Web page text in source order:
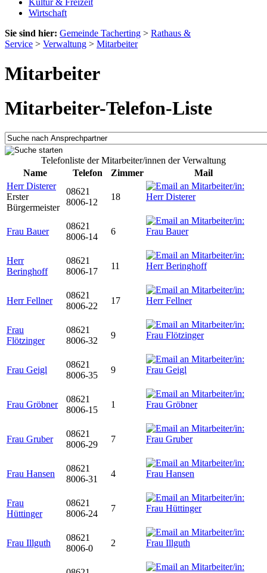
Kultur & Freizeit
Wirtschaft
Sie sind hier: Gemeinde Tacherting > Rathaus &
Service > Verwaltung > Mitarbeiter
Mitarbeiter
Mitarbeiter-Telefon-Liste
Telefonliste der Mitarbeiter/innen der Verwaltung
Name
Telefon Zimmer
Mail
Herr Disterer
Erster
Bürgermeister
08621
8006-12
18
Frau Bauer
08621
8006-14
6
Herr
Beringhoff
08621
8006-17
11
Herr Fellner
08621
8006-22
17
Frau
Flötzinger
08621
8006-32
9
Frau Geigl
08621
8006-35
9
Frau Gröbner
08621
8006-15
1
Frau Gruber
08621
8006-29
7
Frau Hansen
08621
8006-31
4
Frau
Hüttinger
08621
8006-24
7
Frau Illguth
08621
8006-0
2